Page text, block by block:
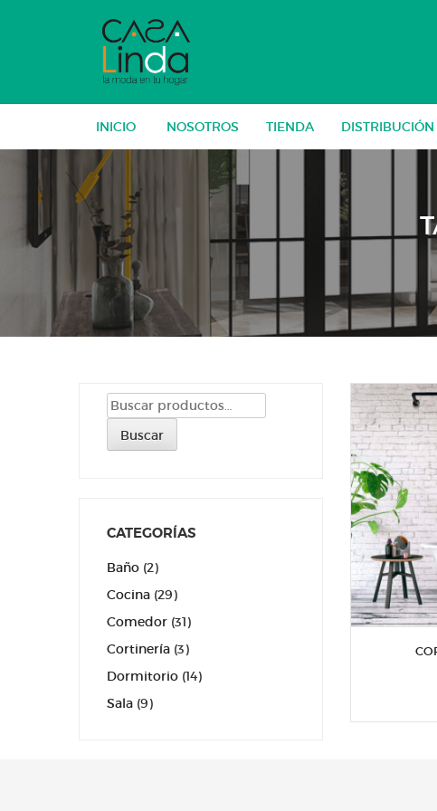
INICIO NOSOTROS TIENDA DISTRIBUCIÓN
Buscar
por:
Buscar
CATEGORÍAS
Baño (2)
Cocina (29)
Comedor (31)
Cortinería (3)
Dormitorio (14)
Sala (9)